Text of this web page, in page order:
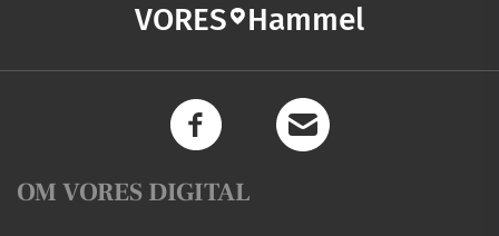
VORES Hammel
OM VORES DIGITAL